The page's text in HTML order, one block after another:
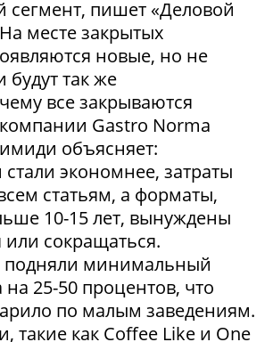
сегмент, пишет «Деловой
месте закрытых
новые, но не
будут так же
все закрываются
Gastro Norma
объясняет:
стали экономнее, затраты
статьям, а форматы,
10-15 лет, вынуждены
или сокращаться.
подняли минимальный
на 25-50 процентов, что
по малым заведениям.
такие как Coffee Like и One